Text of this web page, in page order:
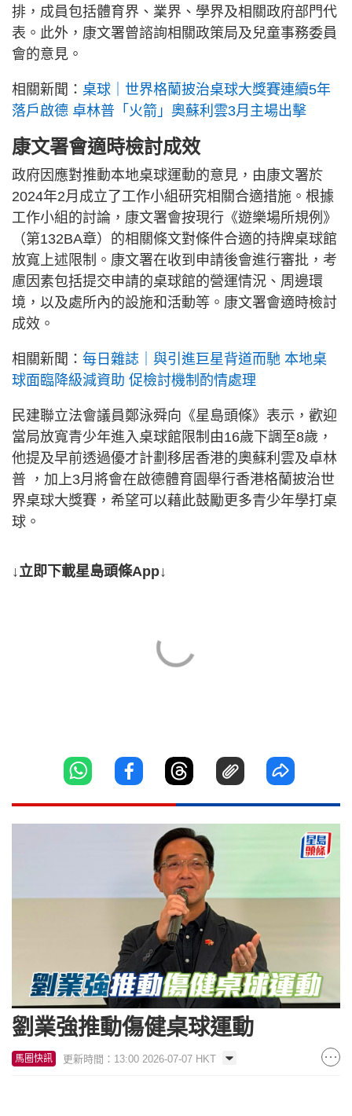
排，成員包括體育界、業界、學界及相關政府部門代
表。此外，康文署曾諮詢相關政策局及兒童事務委員
會的意見。
相關新聞： 桌球｜世界格蘭披治桌球大獎賽連續5年
落戶啟德 卓林普「火箭」奧蘇利雲3月主場出擊
康文署會適時檢討成效
政府因應對推動本地桌球運動的意見，由康文署於
2024年2月成立了工作小組研究相關合適措施。根據
工作小組的討論，康文署會按現行《遊樂場所規例》
（第132BA章）的相關條文對條件合適的持牌桌球館
放寬上述限制。康文署在收到申請後會進行審批，考
慮因素包括提交申請的桌球館的營運情況、周邊環
境，以及處所內的設施和活動等。康文署會適時檢討
成效。
相關新聞： 每日雜誌｜與引進巨星背道而馳 本地桌
球面臨降級減資助 促檢討機制酌情處理
民建聯立法會議員鄭泳舜向《星島頭條》表示，歡迎
當局放寬青少年進入桌球館限制由16歲下調至8歲，
他提及早前透過優才計劃移居香港的奧蘇利雲及卓林
普 ，加上3月將會在啟德體育園舉行香港格蘭披治世
界桌球大獎賽，希望可以藉此鼓勵更多青少年學打桌
球。
↓立即下載星島頭條App↓
劉業強推動傷健桌球運動
馬圈快訊 更新時間：13:00 2026-07-07 HKT